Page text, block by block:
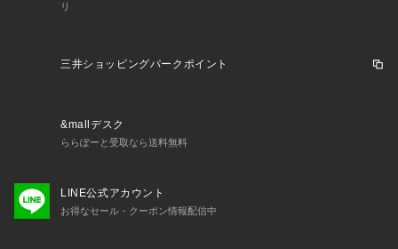
L/ 着丈 73.5 |  肩幅 48.5 | バスト 114 | そで丈 25
る場合がございます。
リ
三井ショッピングパークポイント
&mallデスク
ららぽーと受取なら送料無料
LINE公式アカウント
お得なセール・クーポン情報配信中